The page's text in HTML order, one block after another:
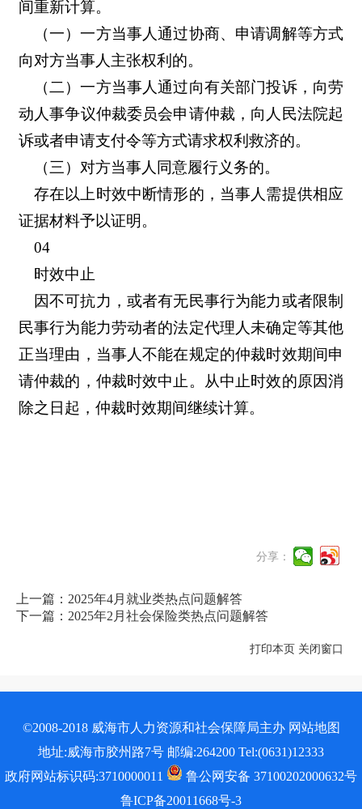
间重新计算。
（一）一方当事人通过协商、申请调解等方式
向对方当事人主张权利的。
（二）一方当事人通过向有关部门投诉，向劳
动人事争议仲裁委员会申请仲裁，向人民法院起
诉或者申请支付令等方式请求权利救济的。
（三）对方当事人同意履行义务的。
存在以上时效中断情形的，当事人需提供相应
证据材料予以证明。
04
时效中止
因不可抗力，或者有无民事行为能力或者限制
民事行为能力劳动者的法定代理人未确定等其他
正当理由，当事人不能在规定的仲裁时效期间申
请仲裁的，仲裁时效中止。从中止时效的原因消
除之日起，仲裁时效期间继续计算。
分享：
上一篇：2025年4月就业类热点问题解答
下一篇：2025年2月社会保险类热点问题解答
打印本页 关闭窗口
©2008-2018 威海市人力资源和社会保障局主办 网站地图
地址:威海市胶州路7号 邮编:264200 Tel:(0631)12333
政府网站标识码:3710000011
鲁公网安备 37100202000632号
鲁ICP备20011668号-3